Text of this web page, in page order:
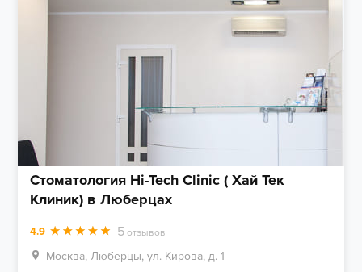
Стоматология Hi-Tech Clinic ( Хай Тек
Клиник) в Люберцах
4.9 5 отзывов
Москва, Люберцы, ул. Кирова, д. 1